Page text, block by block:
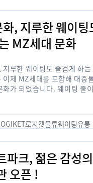
, 지루한 웨이팅
MZ세대 문화
지루한 웨이팅도 즐겁게 하
이제 MZ세대를 포함해 대중
화가 되었습니다. 웨이팅 줄
로지켓물류웨이팅유통
파크, 젊은 감성
오픈 !